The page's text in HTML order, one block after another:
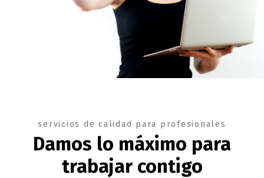
servicios de calidad para profesionales
Damos lo máximo para
trabajar contigo